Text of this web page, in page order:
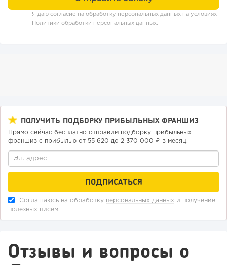
интернет-магазине...
Я даю согласие на обработку персональных данных на условиях
Политики обработки персональных данных.
ПОЛУЧИТЬ ПОДБОРКУ ПРИБЫЛЬНЫХ ФРАНШИЗ
Прямо сейчас бесплатно отправим подборку прибыльных
франшиз с прибылью от 55 620 до 2 370 000 ₽ в месяц.
Соглашаюсь на обработку персональных данных и получение
полезных писем.
Отзывы и вопросы о